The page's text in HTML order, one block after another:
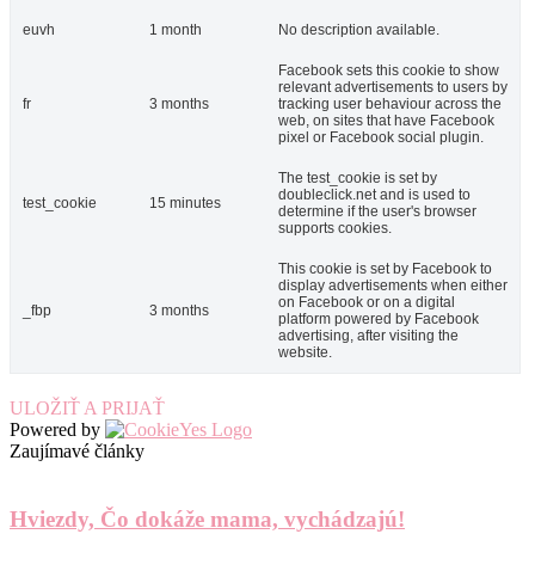
euvh 1 month No description available.
fr 3 months
Facebook sets this cookie to show
relevant advertisements to users by
tracking user behaviour across the
web, on sites that have Facebook
pixel or Facebook social plugin.
test_cookie 15 minutes
The test_cookie is set by
doubleclick.net and is used to
determine if the user's browser
supports cookies.
_fbp 3 months
This cookie is set by Facebook to
display advertisements when either
on Facebook or on a digital
platform powered by Facebook
advertising, after visiting the
website.
ULOŽIŤ A PRIJAŤ
Powered by
Zaujímavé články
Hviezdy, Čo dokáže mama, vychádzajú!